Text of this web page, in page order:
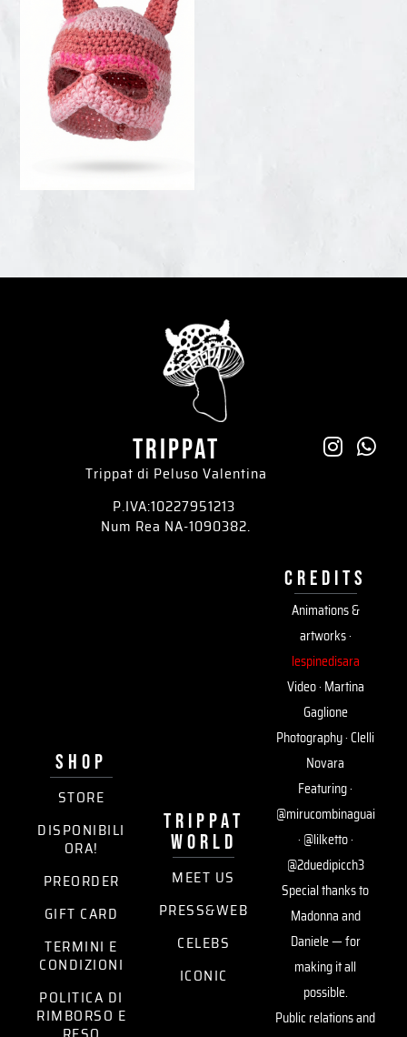
SOFT FLAME 02
85,00€
VIEW
DETAILS
trippat
Trippat di Peluso Valentina
P.IVA:10227951213
Num Rea NA-1090382.
SHOP
STORE
DISPONIBILI
ORA!
PREORDER
GIFT CARD
TERMINI E
CONDIZIONI
POLITICA DI
RIMBORSO E
trippat
world
MEET US
PRESS&WEB
CELEBS
ICONIC
credits
Animations &
artworks ·
lespinedisara
Video · Martina
Gaglione
Photography · Clelli
Novara
Featuring ·
@mirucombinaguai
· @lilketto ·
@2duedipicch3
Special thanks to
Madonna and
Daniele — for
making it all
possible.
Public relations and